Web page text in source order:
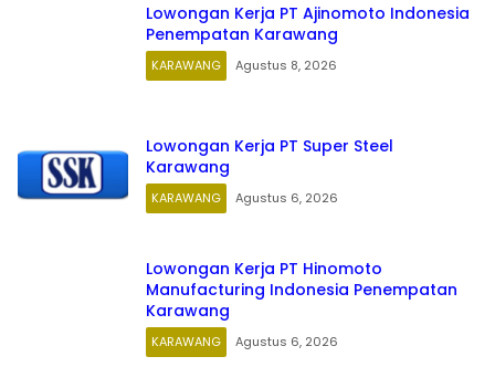
Lowongan Kerja PT Ajinomoto Indonesia
Penempatan Karawang
KARAWANG Agustus 8, 2026
Lowongan Kerja PT Super Steel
Karawang
KARAWANG Agustus 6, 2026
Lowongan Kerja PT Hinomoto
Manufacturing Indonesia Penempatan
Karawang
KARAWANG Agustus 6, 2026